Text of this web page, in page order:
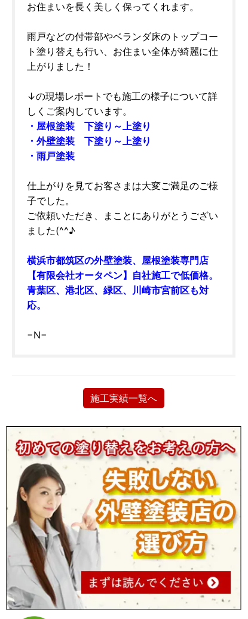
お住まいを長く美しく保ってくれます。
雨戸などの付帯部やベランダ床のトップコー
ト塗り替えも行い、お住まい全体が綺麗に仕
上がりました！
↓の現場レポートでも施工の様子について詳
しくご案内しています。
・屋根塗装 下塗り～上塗り
・外壁塗装 下塗り～上塗り
・雨戸塗装
仕上がりを見てお客さまは大変ご満足のご様
子でした。
ご依頼いただき、まことにありがとうござい
ました(^^♪
横浜市都筑区の外壁塗装、屋根塗装専門店
【有限会社オータペン】自社施工で低価格。
青葉区、港北区、緑区、川崎市宮前区も対
応。
−N−
施工実績一覧へ